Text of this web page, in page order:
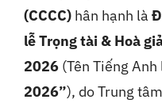
(CCCC)hân hạnh là
lễ Trọng tài & Hoà
2026(Tên Tiếng Anh
2026”), do Trung